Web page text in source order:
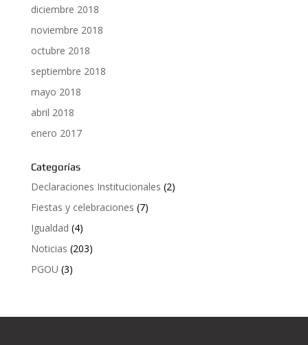
diciembre 2018
noviembre 2018
octubre 2018
septiembre 2018
mayo 2018
abril 2018
enero 2017
Categorías
Declaraciones Institucionales (2)
Fiestas y celebraciones (7)
Igualdad (4)
Noticias (203)
PGOU (3)